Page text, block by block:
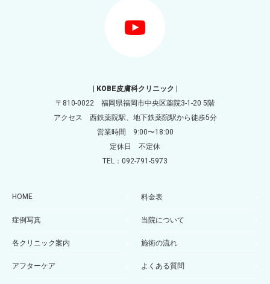
| KOBE皮膚科クリニック |
〒810-0022 福岡県福岡市中央区薬院3-1-20 5階
アクセス 西鉄薬院駅、地下鉄薬院駅から徒歩5分
営業時間 9:00〜18:00
定休日 不定休
TEL：092-791-5973
HOME 料金表
症例写真 当院について
各クリニック案内 施術の流れ
アフターケア よくある質問